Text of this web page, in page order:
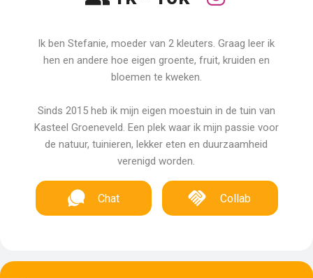
Ik ben Stefanie, moeder van 2 kleuters. Graag leer ik
hen en andere hoe eigen groente, fruit, kruiden en
bloemen te kweken.
Sinds 2015 heb ik mijn eigen moestuin in de tuin van
Kasteel Groeneveld. Een plek waar ik mijn passie voor
de natuur, tuinieren, lekker eten en duurzaamheid
verenigd worden.
Chat Collab